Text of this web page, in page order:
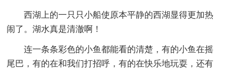
西湖上的一只只小船使原本平静的西湖显得更加热
闹了。湖水真是清澈啊！
连一条条彩色的小鱼都能看的清楚，有的小鱼在摇
尾巴，有的在和我们打招呼，有的在快乐地玩耍，还有